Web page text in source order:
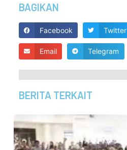
BAGIKAN
Facebook Twitter
Email Telegram
BERITA TERKAIT